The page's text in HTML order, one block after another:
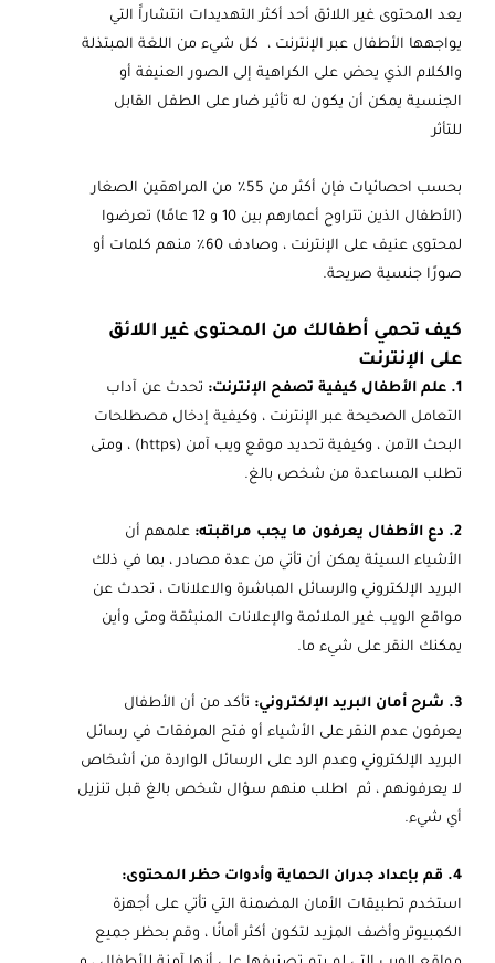
يعد المحتوى غير اللائق أحد أكثر التهديدات انتشاراََ التي
يواجهها الأطفال عبر الإنترنت ، كل شيء من اللغة المبتذلة
والكلام الذي يحض على الكراهية إلى الصور العنيفة أو
الجنسية يمكن أن يكون له تأثير ضار على الطفل القابل
للتأثر
بحسب احصائيات فإن أكثر من 55٪ من المراهقين الصغار
(الأطفال الذين تتراوح أعمارهم بين 10 و 12 عامًا) تعرضوا
لمحتوى عنيف على الإنترنت ، وصادف 60٪ منهم كلمات أو
صورًا جنسية صريحة.
كيف تحمي أطفالك من المحتوى غير اللائق
على الإنترنت
1. علم الأطفال كيفية تصفح الإنترنت:
تحدث عن آداب
التعامل الصحيحة عبر الإنترنت ، وكيفية إدخال مصطلحات
البحث الآمن ، وكيفية تحديد موقع ويب آمن (https) ، ومتى
تطلب المساعدة من شخص بالغ.
2. دع الأطفال يعرفون ما يجب مراقبته:
علمهم أن
الأشياء السيئة يمكن أن تأتي من عدة مصادر ، بما في ذلك
البريد الإلكتروني والرسائل المباشرة والاعلانات ، تحدث عن
مواقع الويب غير الملائمة والإعلانات المنبثقة ومتى وأين
يمكنك النقر على شيء ما.
3. شرح أمان البريد الإلكتروني:
تأكد من أن الأطفال
يعرفون عدم النقر على الأشياء أو فتح المرفقات في رسائل
البريد الإلكتروني وعدم الرد على الرسائل الواردة من أشخاص
لا يعرفونهم ، ثم اطلب منهم سؤال شخص بالغ قبل تنزيل
أي شيء.
4. قم بإعداد جدران الحماية وأدوات حظر المحتوى:
استخدم تطبيقات الأمان المضمنة التي تأتي على أجهزة
الكمبيوتر وأضف المزيد لتكون أكثر أمانًا ، وقم بحظر جميع